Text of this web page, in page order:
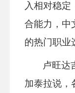
入相对稳
合能力，中
的热门职业
卢旺达
加泰拉说，